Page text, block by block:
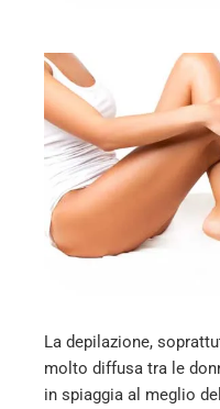
La depilazione,
molto diffusa tra le
in spiaggia al meglio